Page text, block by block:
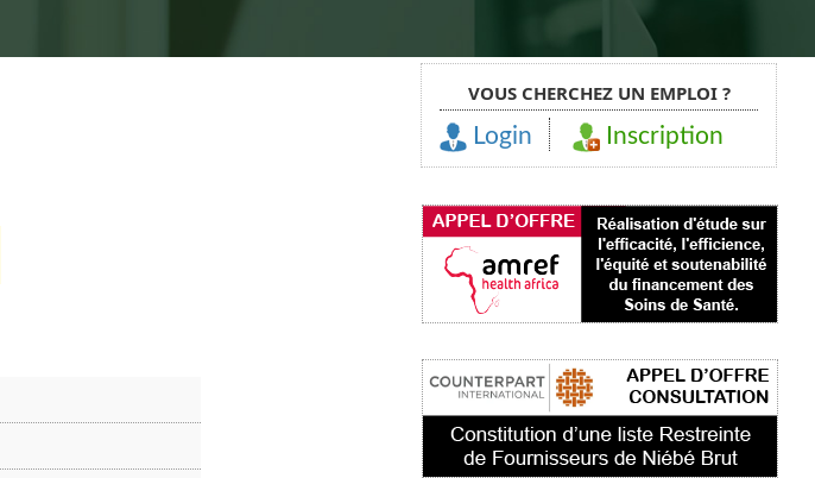
VOUS CHERCHEZ UN EMPLOI ?
Login Inscription